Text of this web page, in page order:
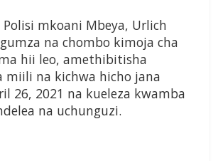
mkoani Mbeya, Urlich
na chombo kimoja cha
hii leo, amethibitisha
miili na kichwa hicho jana
26, 2021 na kueleza kwamba
na uchunguzi.